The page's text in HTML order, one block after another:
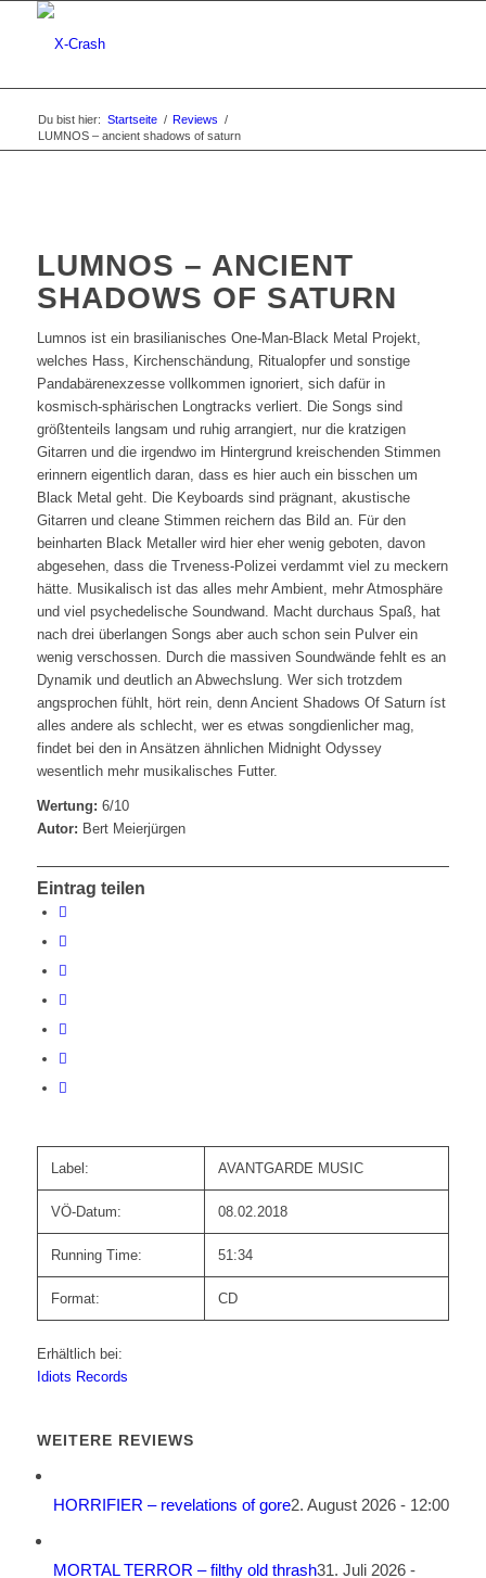
Du bist hier: Startseite / Reviews /
LUMNOS – ancient shadows of saturn
LUMNOS – ANCIENT
SHADOWS OF SATURN
Lumnos ist ein brasilianisches One-Man-Black Metal Projekt,
welches Hass, Kirchenschändung, Ritualopfer und sonstige
Pandabärenexzesse vollkommen ignoriert, sich dafür in
kosmisch-sphärischen Longtracks verliert. Die Songs sind
größtenteils langsam und ruhig arrangiert, nur die kratzigen
Gitarren und die irgendwo im Hintergrund kreischenden Stimmen
erinnern eigentlich daran, dass es hier auch ein bisschen um
Black Metal geht. Die Keyboards sind prägnant, akustische
Gitarren und cleane Stimmen reichern das Bild an. Für den
beinharten Black Metaller wird hier eher wenig geboten, davon
abgesehen, dass die Trveness-Polizei verdammt viel zu meckern
hätte. Musikalisch ist das alles mehr Ambient, mehr Atmosphäre
und viel psychedelische Soundwand. Macht durchaus Spaß, hat
nach drei überlangen Songs aber auch schon sein Pulver ein
wenig verschossen. Durch die massiven Soundwände fehlt es an
Dynamik und deutlich an Abwechslung. Wer sich trotzdem
angsprochen fühlt, hört rein, denn Ancient Shadows Of Saturn íst
alles andere als schlecht, wer es etwas songdienlicher mag,
findet bei den in Ansätzen ähnlichen Midnight Odyssey
wesentlich mehr musikalisches Futter.
Wertung: 6/10
Autor: Bert Meierjürgen
Eintrag teilen
Label: AVANTGARDE MUSIC
VÖ-Datum: 08.02.2018
Running Time: 51:34
Format: CD
Erhältlich bei:
Idiots Records
WEITERE REVIEWS
HORRIFIER – revelations of gore2. August 2026 - 12:00
MORTAL TERROR – filthy old thrash31. Juli 2026 -